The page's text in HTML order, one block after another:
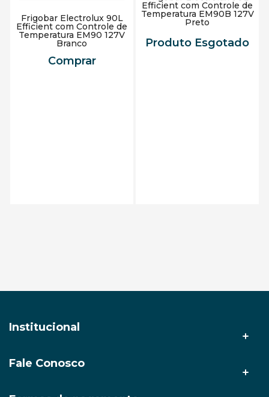
Frigobar Electrolux 90L
Efficient com Controle de
Temperatura EM90 127V
Branco
Comprar
Efficient com Controle de
Temperatura EM90B 127V
Preto
Produto Esgotado
Institucional
A AMZ Tech
Fale Conosco